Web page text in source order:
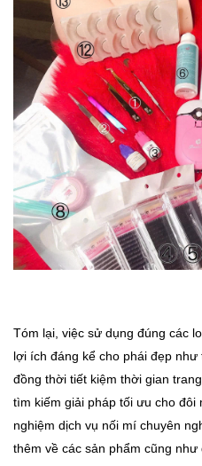
Tóm lại, việc sử dụng đúng các
lợi ích đáng kể cho phái đẹp
đồng thời tiết kiệm thời gian
tìm kiếm giải pháp tối ưu cho đôi
nghiệm dịch vụ nối mí chuyên
thêm về các sản phẩm cũng